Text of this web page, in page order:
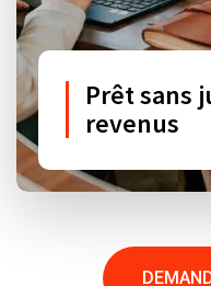
Prêt sans
revenus